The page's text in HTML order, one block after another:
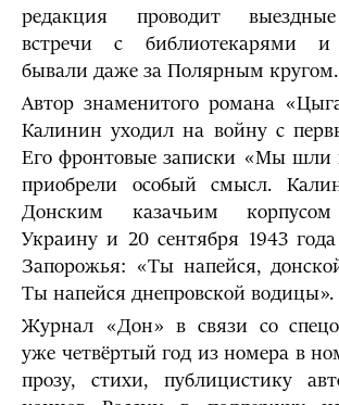
редакция проводит
встречи с библиотекарями и
бывали даже за Полярным кругом.
Автор знаменитого романа
Калинин уходил на войну с
Его фронтовые записки «Мы шли
приобрели особый смысл.
Донским казачьим корпусом
Украину и 20 сентября 1943
Запорожья: «Ты напейся,
Ты напейся днепровской водицы».
Журнал «Дон» в связи со
уже четвёртый год из номера в
прозу, стихи, публицистику